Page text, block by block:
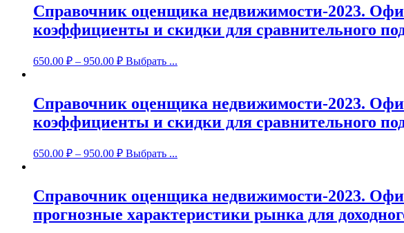
Справочник оценщика недвижимости-2023.
коэффициенты и скидки для сравнительного
650.00 ₽ – 950.00 ₽ Выбрать ...
Справочник оценщика недвижимости-2023.
коэффициенты и скидки для сравнительного
650.00 ₽ – 950.00 ₽ Выбрать ...
Справочник оценщика недвижимости-2023.
прогнозные характеристики рынка для